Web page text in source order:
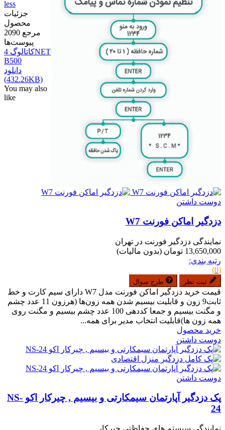
less
جزئیات
محصول
مرجع 2090
پیوست‌ها
کاتالوگ 4NET
B500
دانلود
(432.26KB)
You may also
like
دوست داشتن
دزدگیر اماکن فورنت W7
نمایندگی دزدگیر فورنت در تهران
13,650,000 تومان
(بدون مالیات)
رتبه بندی:
(0)
ثبت نظر طرح سوال
قیمت خرید دزدگیر اماکن فورنت مدل W7 دارای سیم کارت و خط
ثابت9 زون و قابلیت بیسیم شدن همه زون‌ها (هرزون 11 عدد چشم
و مگنت بیسیم و جمعا کددهی 100 عدد چشم بیسیم و مگنت روی
همه زون ها)قابلیت انتخاب مدیر برای همه...
خرید محصول
دوست داشتن
دوست داشتن
پک دزدگیر آپارتمان سیمکارتی و بیسیم , چیرکار اکو NS-
24